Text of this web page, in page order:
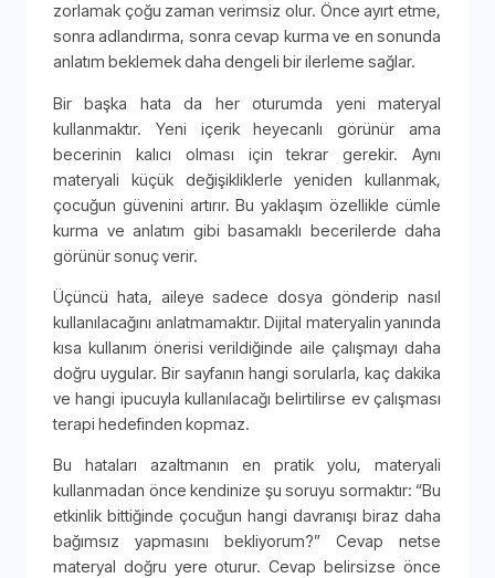
zorlamak çoğu zaman verimsiz olur. Önce ayırt etme,
sonra adlandırma, sonra cevap kurma ve en sonunda
anlatım beklemek daha dengeli bir ilerleme sağlar.
Bir başka hata da her oturumda yeni materyal
kullanmaktır. Yeni içerik heyecanlı görünür ama
becerinin kalıcı olması için tekrar gerekir. Aynı
materyali küçük değişikliklerle yeniden kullanmak,
çocuğun güvenini artırır. Bu yaklaşım özellikle cümle
kurma ve anlatım gibi basamaklı becerilerde daha
görünür sonuç verir.
Üçüncü hata, aileye sadece dosya gönderip nasıl
kullanılacağını anlatmamaktır. Dijital materyalin yanında
kısa kullanım önerisi verildiğinde aile çalışmayı daha
doğru uygular. Bir sayfanın hangi sorularla, kaç dakika
ve hangi ipucuyla kullanılacağı belirtilirse ev çalışması
terapi hedefinden kopmaz.
Bu hataları azaltmanın en pratik yolu, materyali
kullanmadan önce kendinize şu soruyu sormaktır: “Bu
etkinlik bittiğinde çocuğun hangi davranışı biraz daha
bağımsız yapmasını bekliyorum?” Cevap netse
materyal doğru yere oturur. Cevap belirsizse önce